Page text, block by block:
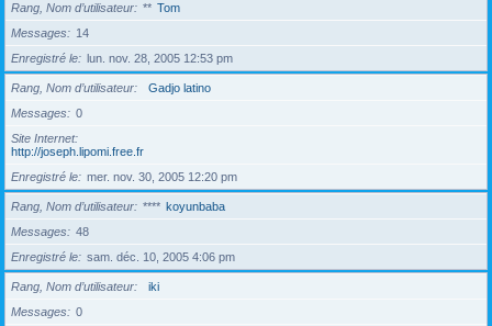
Rang, Nom d’utilisateur ** Tom
Messages
14
Enregistré le
lun. nov. 28, 2005 12:53 pm
Rang, Nom d’utilisateur
Gadjo latino
Messages
0
Site Internet
http://joseph.lipomi.free.fr
Enregistré le
mer. nov. 30, 2005 12:20 pm
Rang, Nom d’utilisateur **** koyunbaba
Messages
48
Enregistré le
sam. déc. 10, 2005 4:06 pm
Rang, Nom d’utilisateur
iki
Messages
0